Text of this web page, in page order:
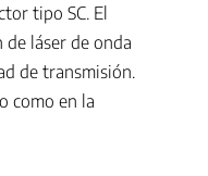
tipo SC. El
láser de onda
de transmisión.
como en la